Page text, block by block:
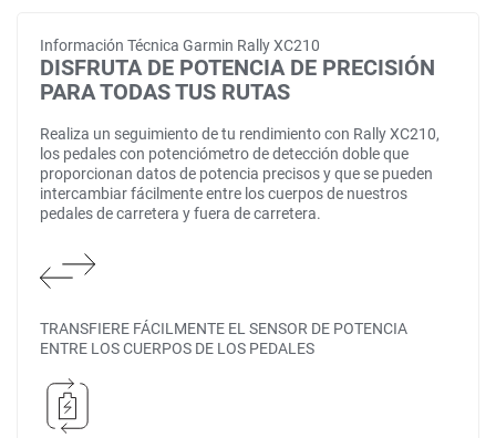
Información Técnica Garmin Rally XC210
DISFRUTA DE POTENCIA DE PRECISIÓN
PARA TODAS TUS RUTAS
Realiza un seguimiento de tu rendimiento con Rally XC210,
los pedales con potenciómetro de detección doble que
proporcionan datos de potencia precisos y que se pueden
intercambiar fácilmente entre los cuerpos de nuestros
pedales de carretera y fuera de carretera.
TRANSFIERE FÁCILMENTE EL SENSOR DE POTENCIA
ENTRE LOS CUERPOS DE LOS PEDALES